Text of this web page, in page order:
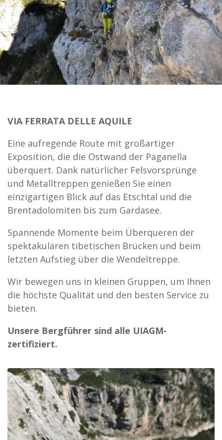
VIA FERRATA DELLE AQUILE
Eine aufregende Route mit großartiger
Exposition, die die Ostwand der Paganella
überquert. Dank natürlicher Felsvorsprünge
und Metalltreppen genießen Sie einen
einzigartigen Blick auf das Etschtal und die
Brentadolomiten bis zum Gardasee.
Spannende Momente beim Überqueren der
spektakulären tibetischen Brücken und beim
letzten Aufstieg über die Wendeltreppe.
Wir bewegen uns in kleinen Gruppen, um Ihnen
die höchste Qualität und den besten Service zu
bieten.
Unsere Bergführer sind alle UIAGM-
zertifiziert.